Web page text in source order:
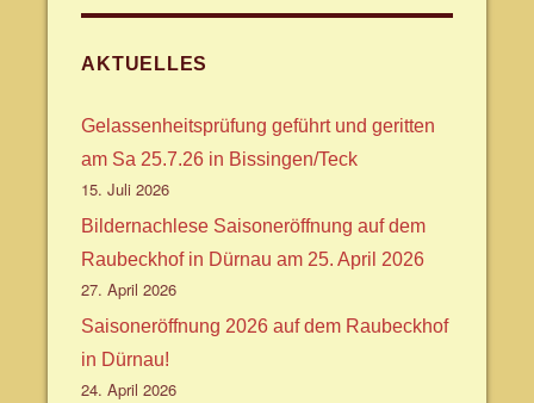
AKTUELLES
Gelassenheitsprüfung geführt und geritten
am Sa 25.7.26 in Bissingen/Teck
15. Juli 2026
Bildernachlese Saisoneröffnung auf dem
Raubeckhof in Dürnau am 25. April 2026
27. April 2026
Saisoneröffnung 2026 auf dem Raubeckhof
in Dürnau!
24. April 2026